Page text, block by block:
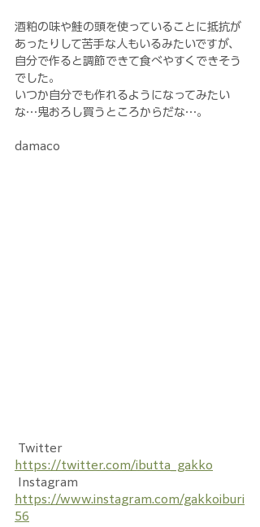
酒粕の味や鮭の頭を使っていることに抵抗が
あったりして苦手な人もいるみたいですが、
自分で作ると調節できて食べやすくできそう
でした。
いつか自分でも作れるようになってみたい
な…鬼おろし買うところからだな…。
damaco
Twitter
https://twitter.com/ibutta_gakko
Instagram
https://www.instagram.com/gakkoiburi
56